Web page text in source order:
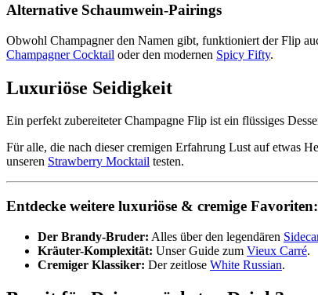
Alternative Schaumwein-Pairings
Obwohl Champagner den Namen gibt, funktioniert der Flip
Champagner Cocktail oder den modernen Spicy Fifty.
Luxuriöse Seidigkeit
Ein perfekt zubereiteter Champagne Flip ist ein flüssiges
Für alle, die nach dieser cremigen Erfahrung Lust auf etwas
unseren Strawberry Mocktail testen.
Entdecke weitere luxuriöse & cremige Favoriten:
Der Brandy-Bruder: Alles über den legendären
Kräuter-Komplexität: Unser Guide zum Vieux Carré.
Cremiger Klassiker: Der zeitlose White Russian.